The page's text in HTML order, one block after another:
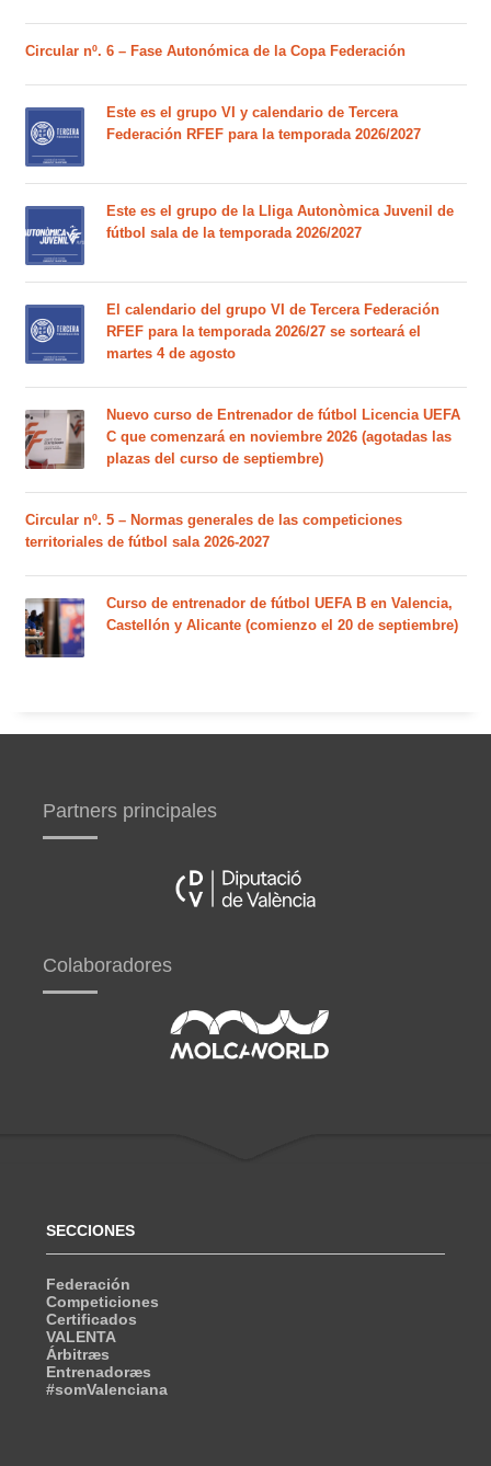
Circular nº. 6 – Fase Autonómica de la Copa Federación
Este es el grupo VI y calendario de Tercera
Federación RFEF para la temporada 2026/2027
Este es el grupo de la Lliga Autonòmica Juvenil de
fútbol sala de la temporada 2026/2027
El calendario del grupo VI de Tercera Federación
RFEF para la temporada 2026/27 se sorteará el
martes 4 de agosto
Nuevo curso de Entrenador de fútbol Licencia UEFA
C que comenzará en noviembre 2026 (agotadas las
plazas del curso de septiembre)
Circular nº. 5 – Normas generales de las competiciones
territoriales de fútbol sala 2026-2027
Curso de entrenador de fútbol UEFA B en Valencia,
Castellón y Alicante (comienzo el 20 de septiembre)
Partners principales
Colaboradores
SECCIONES
Federación
Competiciones
Certificados
VALENTA
Árbitræs
Entrenadoræs
#somValenciana